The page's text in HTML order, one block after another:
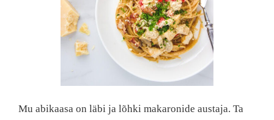
Mu abikaasa on läbi ja lõhki makaronide austaja. Ta